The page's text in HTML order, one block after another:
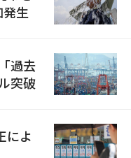
生
過去
突破
によ